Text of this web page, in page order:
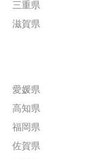
三重県
滋賀県
愛媛県
高知県
福岡県
佐賀県